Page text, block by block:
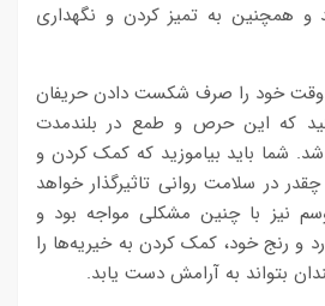
همچنین به تمیز کردن و نگهداری
وقت خود را صرف شکست دادن حریفان
که این حرص و طمع در بلندمدت
شما باید بیاموزید که کمک کردن و
در سلامت روانی تاثیرگذار خواهد
نیز با چنین مشکلی مواجه بود و
و رنج خود، کمک کردن به خیریه‌ها را
بتواند به آرامش دست یابد.